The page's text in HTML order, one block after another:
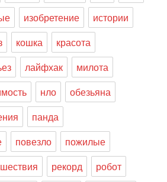
изобретение
истории
кошка
красота
лайфхак
милота
нло
обезьяна
панда
повезло
пожилые
рекорд
робот